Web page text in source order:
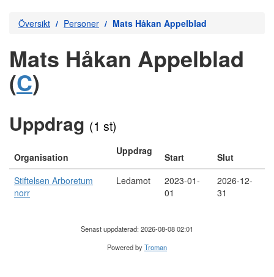
Översikt Personer Mats Håkan Appelblad
Mats Håkan Appelblad
(C)
Uppdrag (1 st)
Organisation
Uppdrag
Start
Slut
Stiftelsen Arboretum
norr
Ledamot
2023-01-
01
2026-12-
31
Senast uppdaterad: 2026-08-08 02:01
Powered byTroman